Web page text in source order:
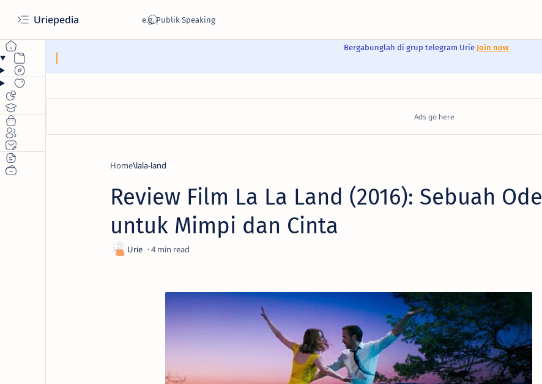
Uriepedia
Bergabunglah di grup telegram Urie Join now
Home lala-land
Review Film La La Land (2016): Sebuah Ode
untuk Mimpi dan Cinta
4